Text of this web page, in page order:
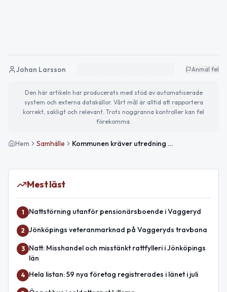
Johan Larsson Anmäl fel
Den här artikeln har producerats med stöd av automatiserade
system och externa datakällor. Vårt mål är alltid att rapportera
korrekt, sakligt och relevant. Trots noggranna kontroller kan fel
förekomma.
Hem Samhälle Kommunen kräver utredning av stora avfallshögar i Vaggeryd
Mest läst
1 Nattstörning utanför pensionärsboende i Vaggeryd
2 Jönköpings veteranmarknad på Vaggeryds travbana
3
Natt: Misshandel och misstänkt rattfylleri i Jönköpings
län
4 Hela listan: 59 nya företag registrerades i länet i juli